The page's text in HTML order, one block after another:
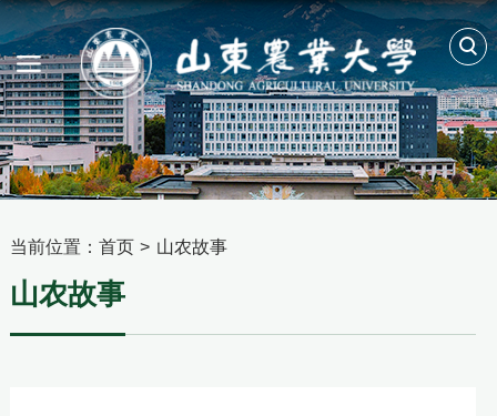
当前位置： 首页 > 山农故事
山农故事